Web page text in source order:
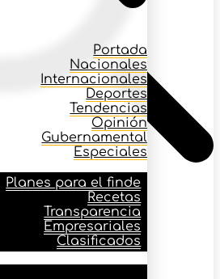
Portada
Nacionales
Internacionales
Deportes
Tendencias
Opinión
Gubernamental
Especiales
Planes para el finde
Recetas
Transparencia
Empresariales
Clasificados